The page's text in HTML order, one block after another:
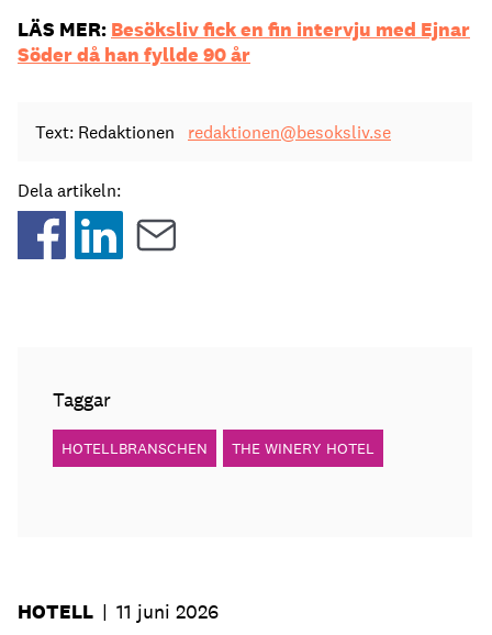
LÄS MER: Besöksliv fick en fin intervju med Ejnar
Söder då han fyllde 90 år
Text: Redaktionen redaktionen@besoksliv.se
Dela artikeln:
Taggar
HOTELLBRANSCHEN THE WINERY HOTEL
HOTELL | 11 juni 2026